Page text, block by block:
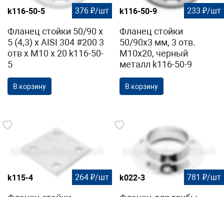
k116-50-5 376 ₽/шт
Фланец стойки 50/90 х
5 (4,3) х AISI 304 #200 3
отв х М10 х 20 k116-50-
5
В корзину
k116-50-9 233 ₽/шт
Фланец стойки
50/90х3 мм, 3 отв.
М10х20, черный
металл k116-50-9
В корзину
k115-4 264 ₽/шт k022-3 781 ₽/шт